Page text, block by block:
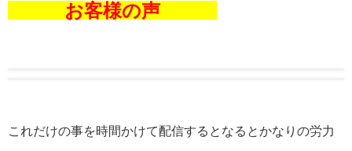
お客様の声
これだけの事を時間かけて配信するとなるとかなりの労力